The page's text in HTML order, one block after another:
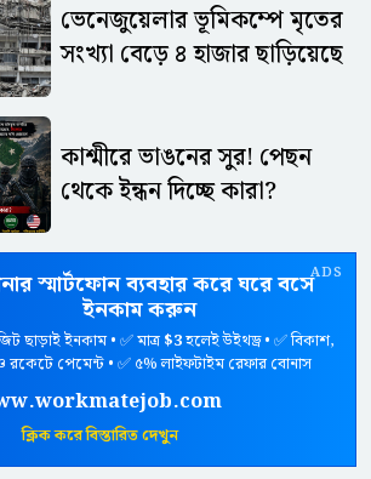
ভেনেজুয়েলার ভূমিকম্পে মৃতের
সংখ্যা বেড়ে ৪ হাজার ছাড়িয়েছে
কাশ্মীরে ভাঙনের সুর! পেছন
থেকে ইন্ধন দিচ্ছে কারা?
ADS
স্মার্টফোন ব্যবহার করে ঘরে বসে
ইনকাম করুন
ছাড়াই ইনকাম • ✅ মাত্র$3হলেই উইথড্র • ✅ বিকাশ,
রকেটে পেমেন্ট • ✅ ৫% লাইফটাইম রেফার বোনাস
ক্লিক করে বিস্তারিত দেখুন